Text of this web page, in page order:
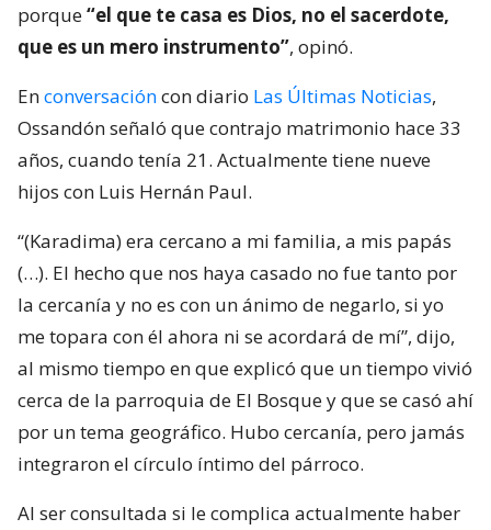
porque“el que te casa es Dios, no el sacerdote,
que es un mero instrumento”, opinó.
Enconversacióncon diario Las Últimas Noticias,
Ossandón señaló que contrajo matrimonio hace 33
años, cuando tenía 21. Actualmente tiene nueve
hijos con Luis Hernán Paul.
“(Karadima) era cercano a mi familia, a mis papás
(…). El hecho que nos haya casado no fue tanto por
la cercanía y no es con un ánimo de negarlo, si yo
me topara con él ahora ni se acordará de mí”, dijo,
al mismo tiempo en que explicó que un tiempo vivió
cerca de la parroquia de El Bosque y que se casó ahí
por un tema geográfico. Hubo cercanía, pero jamás
integraron el círculo íntimo del párroco.
Al ser consultada si le complica actualmente haber